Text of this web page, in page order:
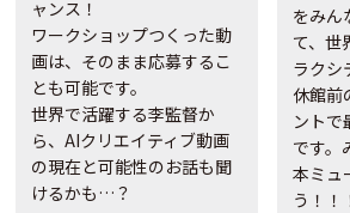
ャンス！
ワークショップつくった動
画は、そのまま応募するこ
とも可能です。
世界で活躍する李監督か
ら、AIクリエイティブ動画
の現在と可能性のお話も聞
けるかも…？
をみん
て、世
ラクシ
休館前
ントで
です。
本ミュ
う！！